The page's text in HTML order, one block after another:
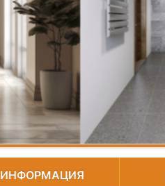
ИНФОРМАЦИЯ